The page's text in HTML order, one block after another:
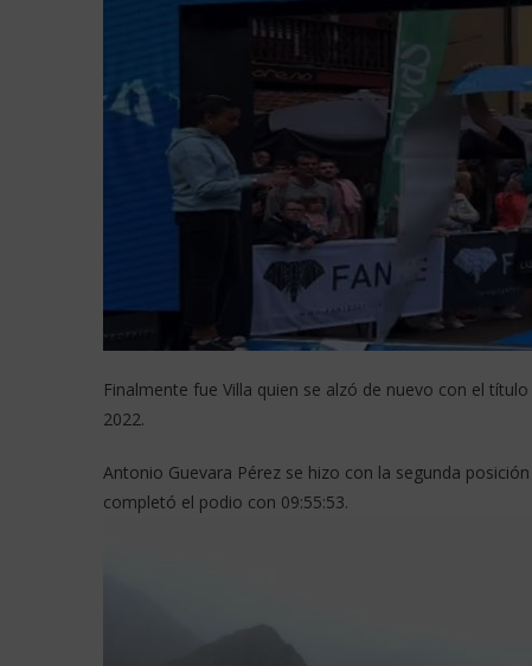
Finalmente fue Villa quien se alzó de nuevo con el
2022.
Antonio Guevara Pérez se hizo con la segunda
completó el podio con 09:55:53.